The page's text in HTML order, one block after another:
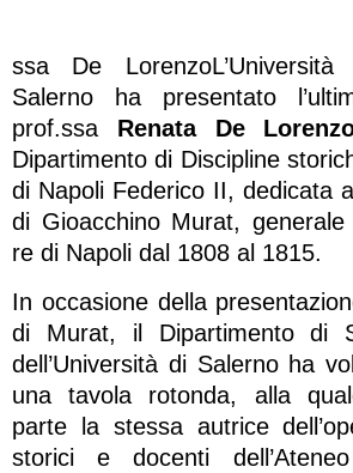
ssa De
Salerno ha presentato
prof.ssa Renata De
Dipartimento di Discipline
di Napoli Federico II, dedicata
di Gioacchino Murat,
re di Napoli dal 1808 al 1815.
In occasione della
di Murat, il Dipartimento di
dell’Università di Salerno ha
una tavola rotonda, alla
parte la stessa autrice
storici e docenti